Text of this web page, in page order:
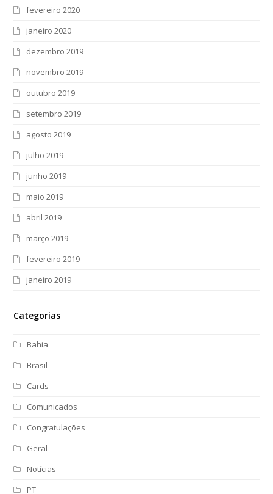
fevereiro 2020
janeiro 2020
dezembro 2019
novembro 2019
outubro 2019
setembro 2019
agosto 2019
julho 2019
junho 2019
maio 2019
abril 2019
março 2019
fevereiro 2019
janeiro 2019
Categorias
Bahia
Brasil
Cards
Comunicados
Congratulações
Geral
Notícias
PT